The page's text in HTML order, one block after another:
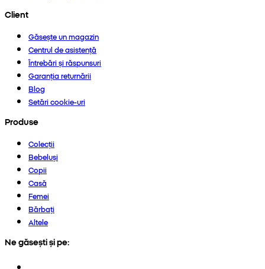
Client
Găsește un magazin
Centrul de asistență
Întrebări și răspunsuri
Garanția returnării
Blog
Setări cookie-uri
Produse
Colecții
Bebeluși
Copii
Casă
Femei
Bărbați
Altele
Ne găsești și pe: